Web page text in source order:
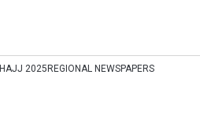
HAJJ 2025 REGIONAL NEWSPAPERS